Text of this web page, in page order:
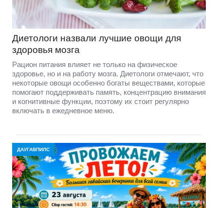
Диетологи назвали лучшие овощи для
здоровья мозга
Рацион питания влияет не только на физическое
здоровье, но и на работу мозга. Диетологи отмечают, что
некоторые овощи особенно богаты веществами, которые
помогают поддерживать память, концентрацию внимания
и когнитивные функции, поэтому их стоит регулярно
включать в ежедневное меню.
ДАУГАВПИЛС